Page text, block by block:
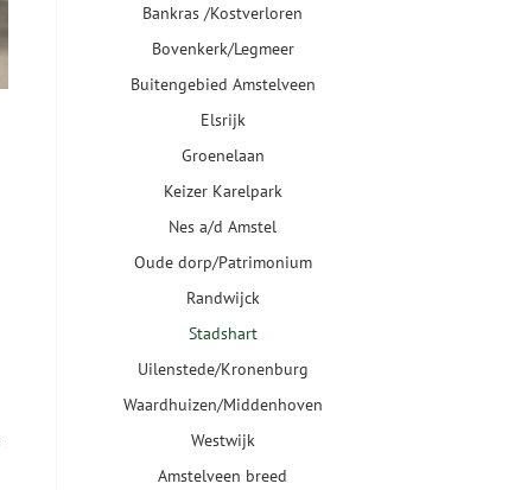
Bankras /Kostverloren
Bovenkerk/Legmeer
Buitengebied Amstelveen
Elsrijk
Groenelaan
Keizer Karelpark
Nes a/d Amstel
Oude dorp/Patrimonium
Randwijck
Stadshart
Uilenstede/Kronenburg
Waardhuizen/Middenhoven
Westwijk
Amstelveen breed